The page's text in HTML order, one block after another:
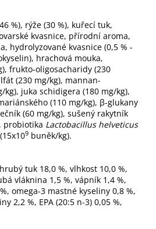
%), rýže (30 %), kuřecí tuk,
kvasnice, přírodní aroma,
hydrolyzované kvasnice (0,5 % -
hrachová mouka,
frukto-oligosacharidy (230
(230 mg/kg), mannan-
kg), juka schidigera (180 mg/kg),
(110 mg/kg), β-glukany
(60 mg/kg), sušený rakytník
probiotika Lactobacillus helveticus
9 buněk/kg).
tuk 18,0 %, vlhkost 10,0 %,
vláknina 1,5 %, vápník 1,4 %,
omega-3 mastné kyseliny 0,8 %,
2,2 %, EPA (20:5 n-3) 0,05 %,